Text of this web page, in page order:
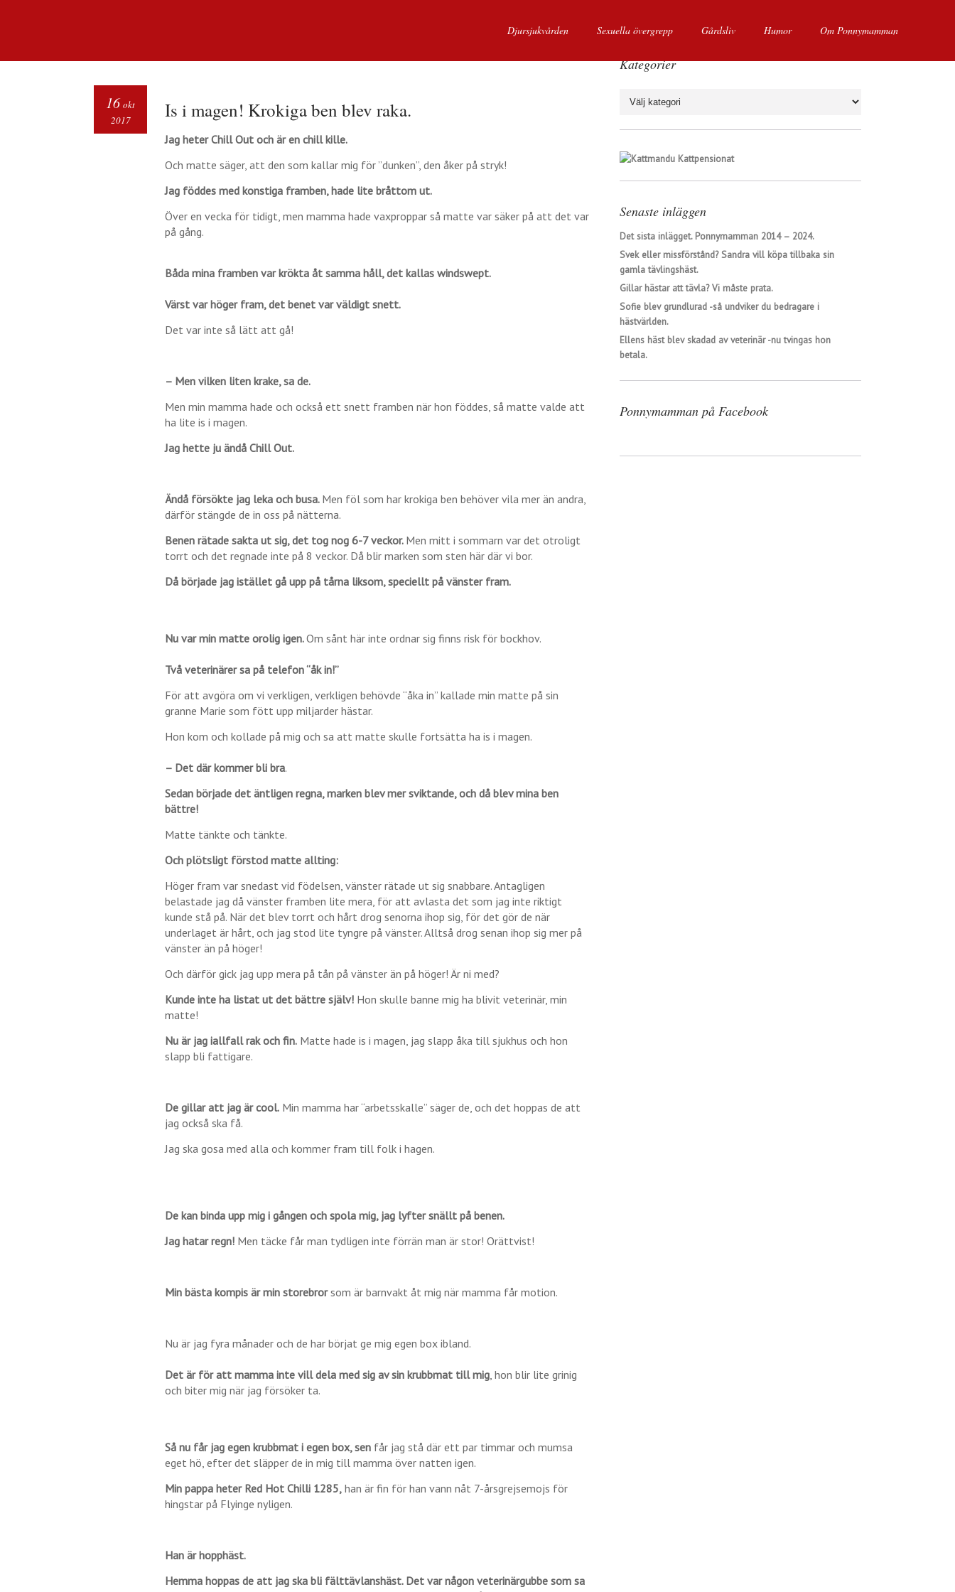
Djursjukvården Sexuella övergrepp Gårdsliv Humor Om Ponnymamman
Is i magen! Krokiga ben blev raka.
16 okt
2017
Jag heter Chill Out och är en chill kille.
Och matte säger, att den som kallar mig för ”dunken”, den åker på stryk!
Jag föddes med konstiga framben, hade lite bråttom ut.
Över en vecka för tidigt, men mamma hade vaxproppar så matte var säker på att det var
på gång.
Båda mina framben var krökta åt samma håll, det kallas windswept.
Värst var höger fram, det benet var väldigt snett.
Det var inte så lätt att gå!
– Men vilken liten krake, sa de.
Men min mamma hade och också ett snett framben när hon föddes, så matte valde att
ha lite is i magen.
Jag hette ju ändå Chill Out.
Ändå försökte jag leka och busa. Men föl som har krokiga ben behöver vila mer än andra,
därför stängde de in oss på nätterna.
Benen rätade sakta ut sig, det tog nog 6-7 veckor. Men mitt i sommarn var det otroligt
torrt och det regnade inte på 8 veckor. Då blir marken som sten här där vi bor.
Då började jag istället gå upp på tårna liksom, speciellt på vänster fram.
Nu var min matte orolig igen.Om sånt här inte ordnar sig finns risk för bockhov.
Två veterinärer sa på telefon “åk in!”
För att avgöra om vi verkligen, verkligen behövde “åka in” kallade min matte på sin
granne Marie som fött upp miljarder hästar.
Hon kom och kollade på mig och sa att matte skulle fortsätta ha is i magen.
– Det där kommer bli bra.
Sedan började det äntligen regna, marken blev mer sviktande, och då blev mina ben
bättre!
Matte tänkte och tänkte.
Och plötsligt förstod matte allting:
Höger fram var snedast vid födelsen, vänster rätade ut sig snabbare. Antagligen
belastade jag då vänster framben lite mera, för att avlasta det som jag inte riktigt
kunde stå på. När det blev torrt och hårt drog senorna ihop sig, för det gör de när
underlaget är hårt, och jag stod lite tyngre på vänster. Alltså drog senan ihop sig mer på
vänster än på höger!
Och därför gick jag upp mera på tån på vänster än på höger! Är ni med?
Kunde inte ha listat ut det bättre själv! Hon skulle banne mig ha blivit veterinär, min
matte!
Nu är jag iallfall rak och fin. Matte hade is i magen, jag slapp åka till sjukhus och hon
slapp bli fattigare.
De gillar att jag är cool. Min mamma har “arbetsskalle” säger de, och det hoppas de att
jag också ska få.
Jag ska gosa med alla och kommer fram till folk i hagen.
De kan binda upp mig i gången och spola mig, jag lyfter snällt på benen.
Jag hatar regn! Men täcke får man tydligen inte förrän man är stor! Orättvist!
Min bästa kompis är min storebrorsom är barnvakt åt mig när mamma får motion.
Nu är jag fyra månader och de har börjat ge mig egen box ibland.
Det är för att mamma inte vill dela med sig av sin krubbmat till mig, hon blir lite grinig
och biter mig när jag försöker ta.
Så nu får jag egen krubbmat i egen box, sen får jag stå där ett par timmar och mumsa
eget hö, efter det släpper de in mig till mamma över natten igen.
Min pappa heter Red Hot Chilli 1285, han är fin för han vann nåt 7-årsgrejsemojs för
hingstar på Flyinge nyligen.
Han är hopphäst.
Hemma hoppas de att jag ska bli fälttävlanshäst.Det var någon veterinärgubbe som sa
Kategorier
Senaste inläggen
Det sista inlägget. Ponnymamman 2014 – 2024.
Svek eller missförstånd? Sandra vill köpa tillbaka sin
gamla tävlingshäst.
Gillar hästar att tävla? Vi måste prata.
Sofie blev grundlurad -så undviker du bedragare i
hästvärlden.
Ellens häst blev skadad av veterinär -nu tvingas hon
betala.
Ponnymamman på Facebook